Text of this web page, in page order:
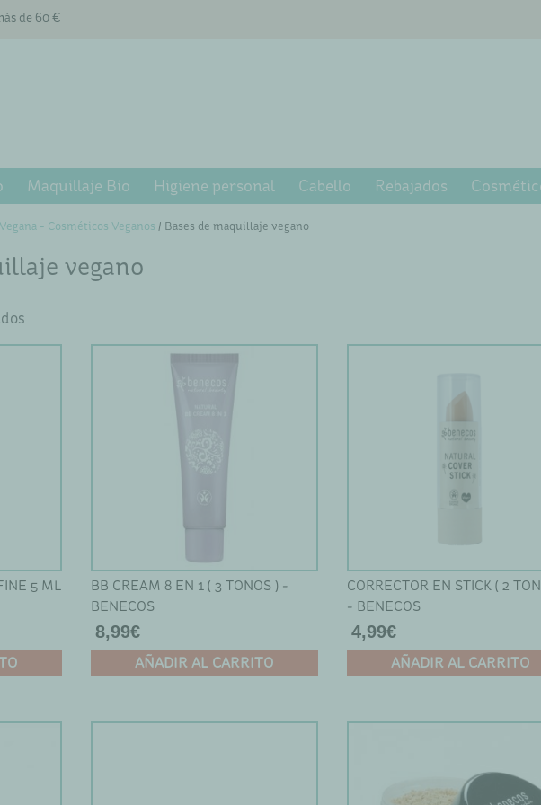
de 60 €
Maquillaje Bio Higiene personal Cabello Rebajados
- Cosméticos Veganos / Bases de maquillaje vegano
vegano
5 ML
BB CREAM 8 EN 1 ( 3 TONOS ) -
BENECOS
8,99€
AÑADIR AL CARRITO
tiene
CORRECTOR EN STICK ( 2
- BENECOS
4,99€
AÑADIR AL CARRITO
tiene